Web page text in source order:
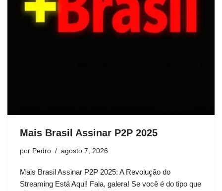
Mais Brasil Assinar P2P 2025
por Pedro agosto 7, 2026
Mais Brasil Assinar P2P 2025: A Revolução do
Streaming Está Aqui! Fala, galera! Se você é do tipo que